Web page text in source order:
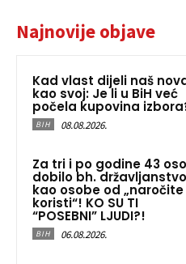
Najnovije objave
Kad vlast dijeli naš
kao svoj: Je li u BiH već
počela kupovina
BIH 08.08.2026.
Za tri i po godine 43
dobilo bh. državljanstvo
kao osobe od „naročite
koristi“! KO SU TI
“POSEBNI” LJUDI?!
BIH 06.08.2026.